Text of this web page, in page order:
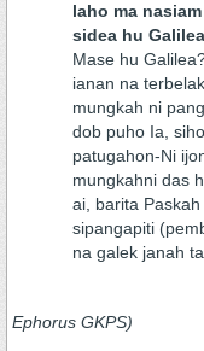
laho ma
sidea hu
Mase hu
ianan na
mungkah ni
dob puho Ia,
patugahon-Ni
mungkahni das
ai, barita
sipangapiti
na galek janah
Ephorus GKPS)